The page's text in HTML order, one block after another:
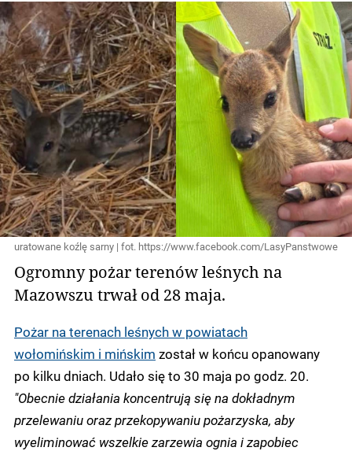
uratowane koźlę sarny | fot. https://www.facebook.com/LasyPanstwowe
Ogromny pożar terenów leśnych na
Mazowszu trwał od 28 maja.
Pożar na terenach leśnych w powiatach
wołomińskim i mińskim został w końcu opanowany
po kilku dniach. Udało się to 30 maja po godz. 20.
"Obecnie działania koncentrują się na dokładnym
przelewaniu oraz przekopywaniu pożarzyska, aby
wyeliminować wszelkie zarzewia ognia i zapobiec